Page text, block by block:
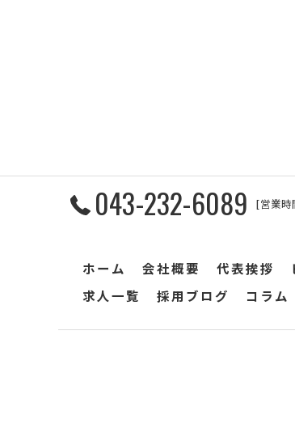
043-232-6089 [営業時
ホーム 会社概要 代表挨拶
求人一覧
採用ブログ コラム